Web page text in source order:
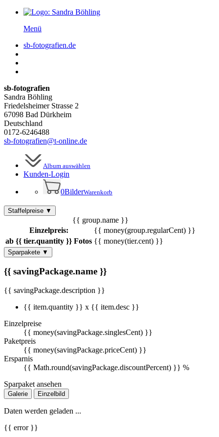
Menü
sb-fotografien.de
sb-fotografien
Sandra Böhling
Friedelsheimer Strasse 2
67098 Bad Dürkheim
Deutschland
0172-6246488
sb-fotografien@t-online.de
Album auswählen
Kunden-Login
0BilderWarenkorb
Staffelpreise ▼
{{ group.name }}
Einzelpreis:
{{ money(group.regularCent) }}
ab {{ tier.quantity }} Fotos {{ money(tier.cent) }}
Sparpakete ▼
{{ savingPackage.name }}
{{ savingPackage.description }}
{{ item.quantity }} x {{ item.desc }}
Einzelpreise
{{ money(savingPackage.singlesCent) }}
Paketpreis
{{ money(savingPackage.priceCent) }}
Ersparnis
{{ Math.round(savingPackage.discountPercent) }} %
Sparpaket ansehen
Galerie Einzelbild
Daten werden geladen ...
{{ error }}